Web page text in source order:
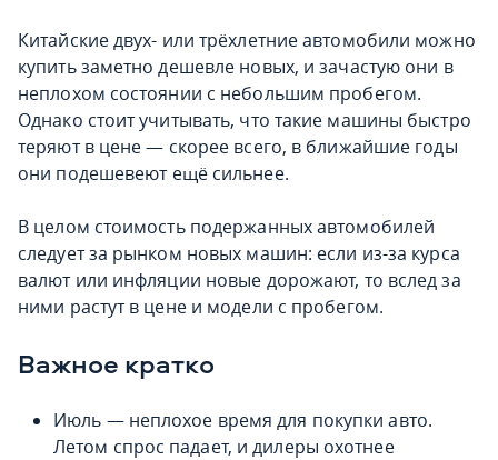
Китайские двух- или трёхлетние автомобили можно
купить заметно дешевле новых, и зачастую они в
неплохом состоянии с небольшим пробегом.
Однако стоит учитывать, что такие машины быстро
теряют в цене — скорее всего, в ближайшие годы
они подешевеют ещё сильнее.
В целом стоимость подержанных автомобилей
следует за рынком новых машин: если из-за курса
валют или инфляции новые дорожают, то вслед за
ними растут в цене и модели с пробегом.
Важное кратко
Июль — неплохое время для покупки авто.
Летом спрос падает, и дилеры охотнее